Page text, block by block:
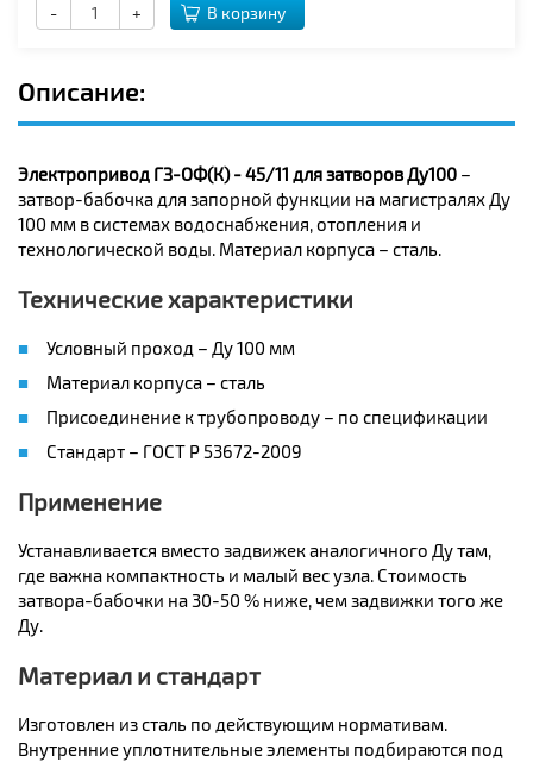
- + В корзину
Описание:
Электропривод ГЗ-ОФ(К) - 45/11 для затворов Ду100 –
затвор-бабочка для запорной функции на магистралях Ду
100 мм в системах водоснабжения, отопления и
технологической воды. Материал корпуса – сталь.
Технические характеристики
Условный проход – Ду 100 мм
Материал корпуса – сталь
Присоединение к трубопроводу – по спецификации
Стандарт – ГОСТ Р 53672-2009
Применение
Устанавливается вместо задвижек аналогичного Ду там,
где важна компактность и малый вес узла. Стоимость
затвора-бабочки на 30-50 % ниже, чем задвижки того же
Ду.
Материал и стандарт
Изготовлен из сталь по действующим нормативам.
Внутренние уплотнительные элементы подбираются под